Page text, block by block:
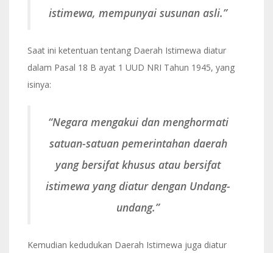
istimewa, mempunyai susunan asli.”
Saat ini ketentuan tentang Daerah Istimewa diatur
dalam Pasal 18 B ayat 1 UUD NRI Tahun 1945, yang
isinya:
“Negara mengakui dan menghormati
satuan-satuan pemerintahan daerah
yang bersifat khusus atau bersifat
istimewa yang diatur dengan Undang-
undang.”
Kemudian kedudukan Daerah Istimewa juga diatur